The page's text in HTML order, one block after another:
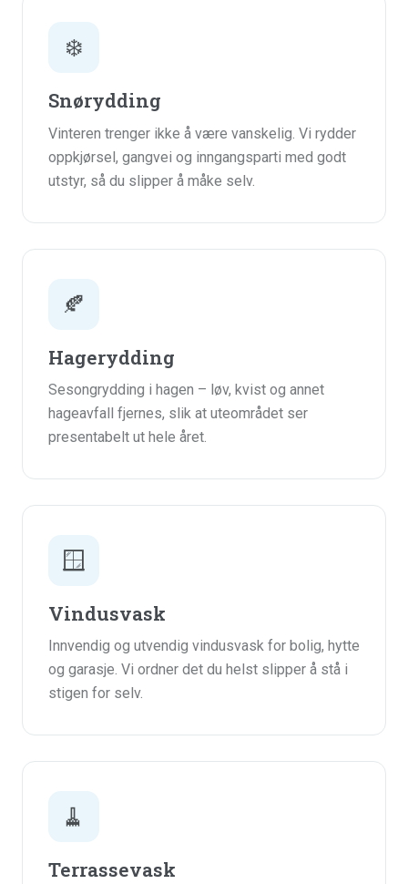
❄️
Snørydding
Vinteren trenger ikke å være vanskelig. Vi rydder
oppkjørsel, gangvei og inngangsparti med godt
utstyr, så du slipper å måke selv.
🍂
Hagerydding
Sesongrydding i hagen – løv, kvist og annet
hageavfall fjernes, slik at uteområdet ser
presentabelt ut hele året.
🪟
Vindusvask
Innvendig og utvendig vindusvask for bolig, hytte
og garasje. Vi ordner det du helst slipper å stå i
stigen for selv.
🧹
Terrassevask